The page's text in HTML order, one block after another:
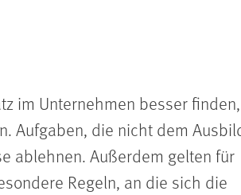
im Unternehmen besser
Aufgaben, die nicht dem
ablehnen. Außerdem gelten für
Regeln, an die sich die